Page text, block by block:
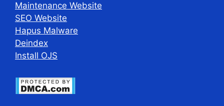
Maintenance Website
SEO Website
Hapus Malware
Deindex
Install OJS